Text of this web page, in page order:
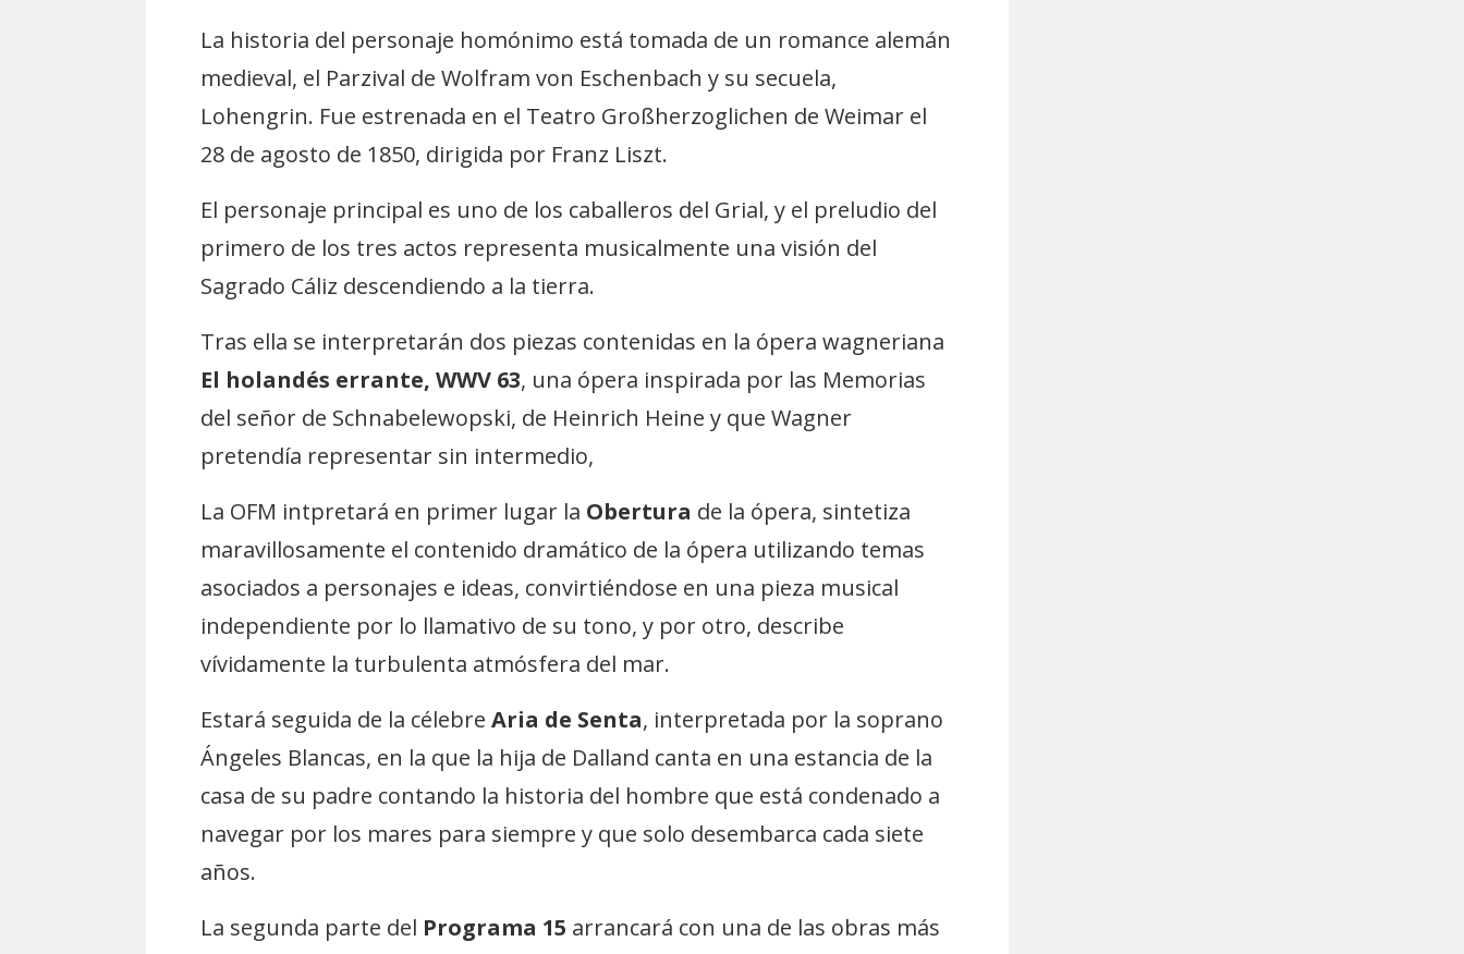
La historia del personaje homónimo está tomada de un romance alemán
medieval, el Parzival de Wolfram von Eschenbach y su secuela,
Lohengrin. Fue estrenada en el Teatro Großherzoglichen de Weimar el
28 de agosto de 1850, dirigida por Franz Liszt.
El personaje principal es uno de los caballeros del Grial, y el preludio del
primero de los tres actos representa musicalmente una visión del
Sagrado Cáliz descendiendo a la tierra.
Tras ella se interpretarán dos piezas contenidas en la ópera wagneriana
El holandés errante, WWV 63, una ópera inspirada por las Memorias
del señor de Schnabelewopski, de Heinrich Heine y que Wagner
pretendía representar sin intermedio,
La OFM intpretará en primer lugar la Obertura de la ópera, sintetiza
maravillosamente el contenido dramático de la ópera utilizando temas
asociados a personajes e ideas, convirtiéndose en una pieza musical
independiente por lo llamativo de su tono, y por otro, describe
vívidamente la turbulenta atmósfera del mar.
Estará seguida de la célebreAria de Senta, interpretada por la soprano
Ángeles Blancas, en la que la hija de Dalland canta en una estancia de la
casa de su padre contando la historia del hombre que está condenado a
navegar por los mares para siempre y que solo desembarca cada siete
años.
La segunda parte del Programa 15 arrancará con una de las obras más